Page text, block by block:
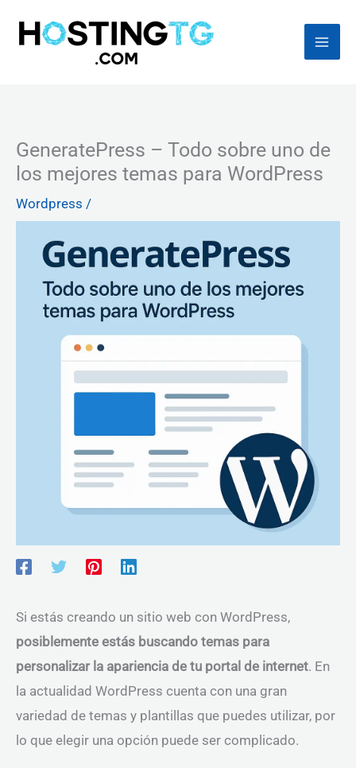
GeneratePress – Todo sobre uno de
los mejores temas para WordPress
Wordpress /
Si estás creando un sitio web con WordPress,
posiblemente estás buscando temas para
personalizar la apariencia de tu portal de internet. En
la actualidad WordPress cuenta con una gran
variedad de temas y plantillas que puedes utilizar, por
lo que elegir una opción puede ser complicado.